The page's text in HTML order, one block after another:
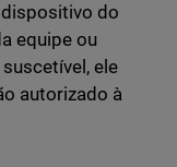
do
equipe ou
ele
autorizado à